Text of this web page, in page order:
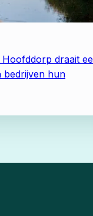
draait
bedrijven hun